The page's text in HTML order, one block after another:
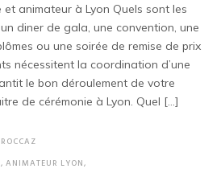
animateur à Lyon Quels sont les
diner de gala, une convention, une
ou une soirée de remise de prix
nécessitent la coordination d’une
le bon déroulement de votre
de cérémonie à Lyon. Quel […]
, ANIMATEUR LYON,